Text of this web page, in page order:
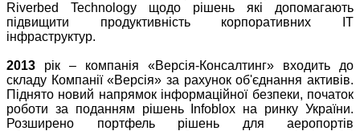
Riverbed Technology щодо рішень які допомагають
підвищити продуктивність корпоративних ІТ
інфраструктур.
2013 рік – компанія «Версія-Консалтинг» входить до
складу Компанії «Версія» за рахунок об'єднання активів.
Піднято новий напрямок інформаційної безпеки, початок
роботи за поданням рішень Infoblox на ринку України.
Розширено портфель рішень для аеропортів